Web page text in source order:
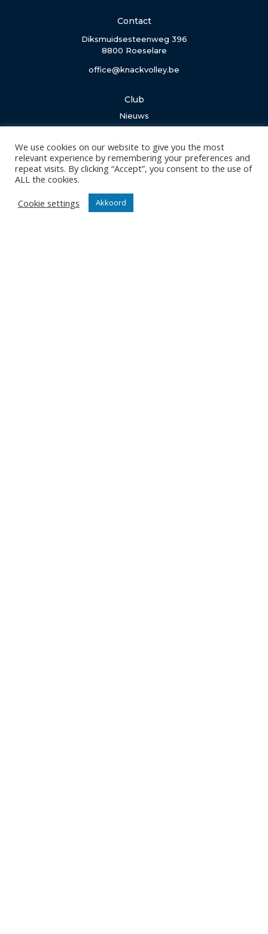
Contact
Diksmuidsesteenweg 396
8800 Roeselare
office@knackvolley.be
Club
Nieuws
Organisatie
Partner worden
Tickets
We use cookies on our website to give you the most
relevant experience by remembering your preferences and
repeat visits. By clicking “Accept”, you consent to the use of
ALL the cookies.
Cookie settings
Akkoord